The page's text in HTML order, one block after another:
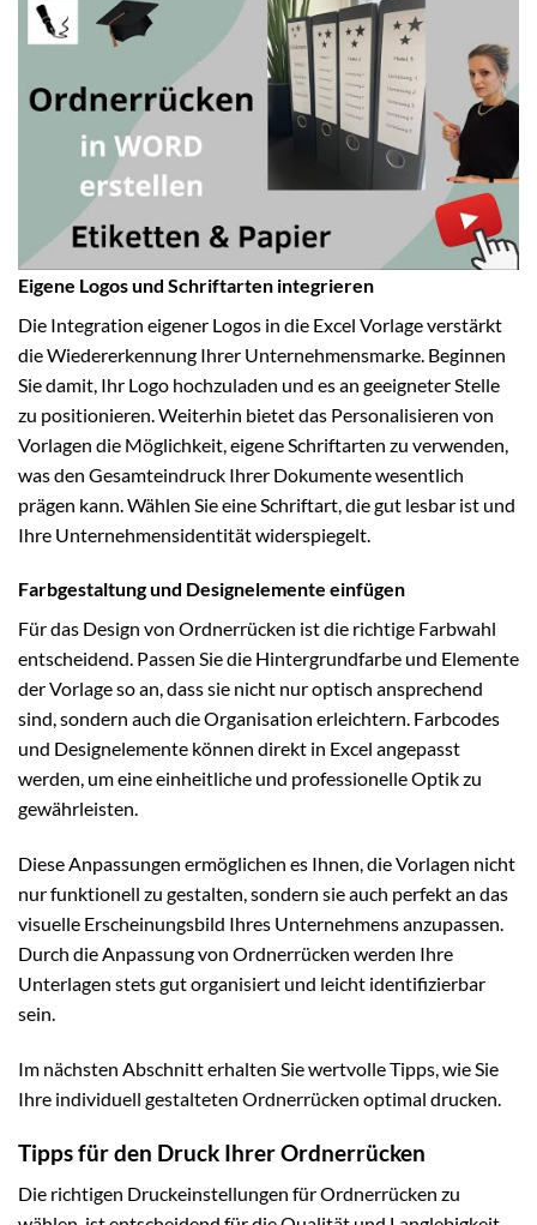
Eigene Logos und Schriftarten integrieren
Die Integration eigener Logos in die Excel Vorlage verstärkt
die Wiedererkennung Ihrer Unternehmensmarke. Beginnen
Sie damit, Ihr Logo hochzuladen und es an geeigneter Stelle
zu positionieren. Weiterhin bietet das Personalisieren von
Vorlagen die Möglichkeit, eigene Schriftarten zu verwenden,
was den Gesamteindruck Ihrer Dokumente wesentlich
prägen kann. Wählen Sie eine Schriftart, die gut lesbar ist und
Ihre Unternehmensidentität widerspiegelt.
Farbgestaltung und Designelemente einfügen
Für das Design von Ordnerrücken ist die richtige Farbwahl
entscheidend. Passen Sie die Hintergrundfarbe und Elemente
der Vorlage so an, dass sie nicht nur optisch ansprechend
sind, sondern auch die Organisation erleichtern. Farbcodes
und Designelemente können direkt in Excel angepasst
werden, um eine einheitliche und professionelle Optik zu
gewährleisten.
Diese Anpassungen ermöglichen es Ihnen, die Vorlagen nicht
nur funktionell zu gestalten, sondern sie auch perfekt an das
visuelle Erscheinungsbild Ihres Unternehmens anzupassen.
Durch die Anpassung von Ordnerrücken werden Ihre
Unterlagen stets gut organisiert und leicht identifizierbar
sein.
Im nächsten Abschnitt erhalten Sie wertvolle Tipps, wie Sie
Ihre individuell gestalteten Ordnerrücken optimal drucken.
Tipps für den Druck Ihrer Ordnerrücken
Die richtigen Druckeinstellungen für Ordnerrücken zu